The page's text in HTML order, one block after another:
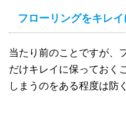
フローリングをキレ
当たり前のことですが、
だけキレイに保っておく
しまうのをある程度は防